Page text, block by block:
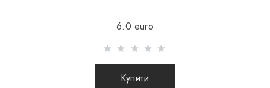
Відправлення здійснюється після 100% передоплати
товару з урахуванням вартості доставки (міжнародні
посилки післяплатою не відправляються)
6.0 euro
Купити